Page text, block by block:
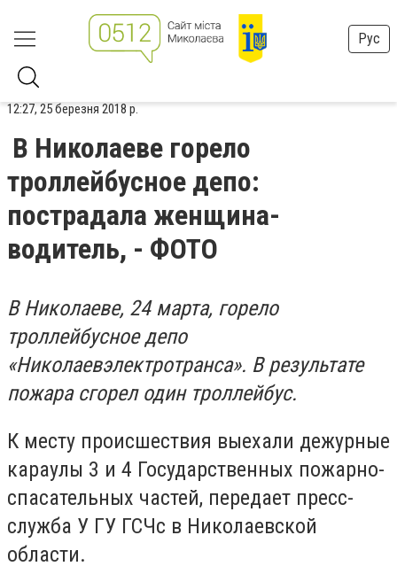
Рус
12:27, 25 березня 2018 р.
В Николаеве горело
троллейбусное депо:
пострадала женщина-
водитель, - ФОТО
В Николаеве, 24 марта, горело
троллейбусное депо
«Николаевэлектротранса». В результате
пожара сгорел один троллейбус.
К месту происшествия выехали дежурные
караулы 3 и 4 Государственных пожарно-
спасательных частей, передает пресс-
служба У ГУ ГСЧс в Николаевской
области.